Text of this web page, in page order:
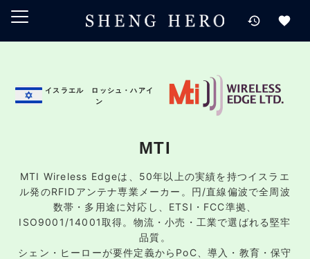
メインコンテンツにスキップ
イスラエル ロッシュ・ハアイ
ン
MTI
MTI Wireless Edgeは、50年以上の実績を持つイスラエ
ル発のRFIDアンテナ専業メーカー。円/直線偏波で全周波
数帯・多用途に対応し、ETSI・FCC準拠、
ISO9001/14001取得。物流・小売・工業で選ばれる堅牢
品質。
シェン・ヒーローが要件定義からPoC、導入・教育・保守